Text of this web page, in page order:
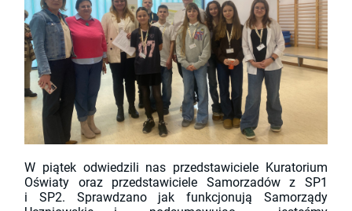
W piątek odwiedzili nas przedstawiciele Kuratorium
Oświaty oraz przedstawiciele Samorzadów z SP1
i SP2. Sprawdzano jak funkcjonują Samorządy